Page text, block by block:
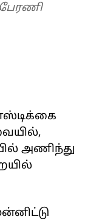
அணிந்து